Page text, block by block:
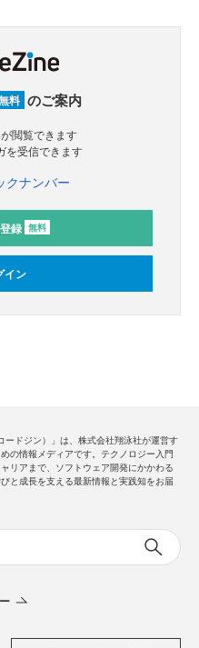
料 のご案内
閲覧できます
を受信できます
クナンバー
録 無料
イン
ードジン）」は、株式会社翔泳社が運営す
の情報メディアです。テクノロジー入門
リアまで、ソフトウェア開発にかかわる
と成長を支える最新情報と実践知をお届